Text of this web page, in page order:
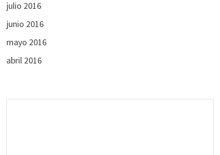
julio 2016
junio 2016
mayo 2016
abril 2016